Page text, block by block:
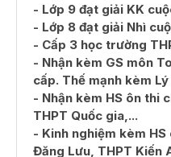
- Lớp 9 đạt giải KK
- Lớp 8 đạt giải Nhì
- Cấp 3 học trường
- Nhận kèm GS môn
cấp. Thế mạnh kèm Lý
- Nhận kèm HS ôn thi
THPT Quốc gia,...
- Kinh nghiệm kèm
Đăng Lưu, THPT Kiến